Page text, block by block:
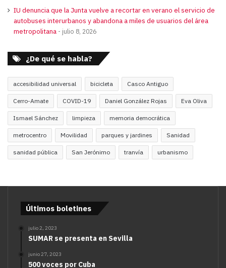
IU denuncia que la Junta vuelve a recortar en verano el servicio de
autobuses interurbanos y abandona a miles de usuarios del área
metropolitana
julio 8, 2026
¿De qué se habla?
accesibilidad universal bicicleta Casco Antiguo
Cerro-Amate COVID-19 Daniel González Rojas Eva Oliva
Ismael Sánchez limpieza memoria democrática
metrocentro Movilidad parques y jardines Sanidad
sanidad pública San Jerónimo tranvía urbanismo
Últimos boletines
julio 2, 2023
SUMAR se presenta en Sevilla
junio 27, 2023
500 voces por Cuba